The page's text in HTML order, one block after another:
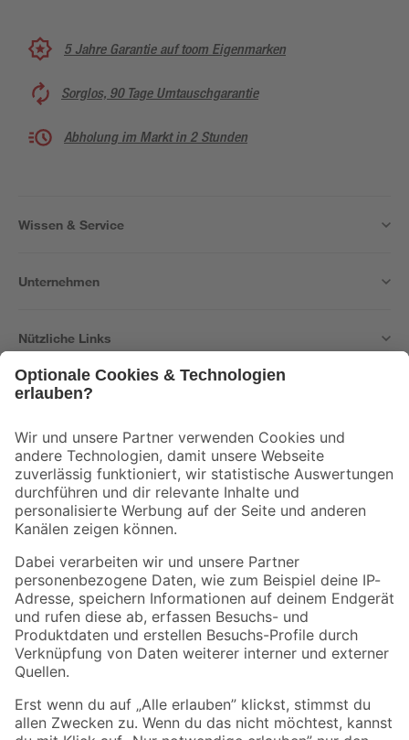
5 Jahre Garantie auf toom Eigenmarken
Sorglos, 90 Tage Umtauschgarantie
Abholung im Markt in 2 Stunden
Wissen & Service
Unternehmen
Nützliche Links
Der toom Newsletter: Keine Angebote und Aktionen mehr verpassen!
Zur Newsletter Anmeldung
Folge uns
Zahlungsarten Versandarten
Sicher einkaufen